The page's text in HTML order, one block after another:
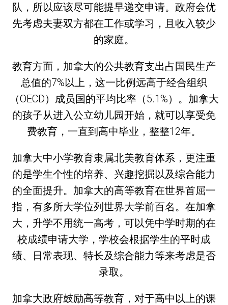
队，所以应该尽可能提早递交申请。政府会优
先考虑夫妻双方都在工作或学习，且收入较少
的家庭。
教育方面，加拿大的公共教育支出占国民生产
总值的7%以上，这一比例远高于经合组织
（OECD）成员国的平均比率（5.1%）。加拿大
的孩子从进入公立幼儿园开始，就可以享受免
费教育，一直到高中毕业，整整12年。
加拿大中小学教育隶属北美教育体系，更注重
的是学生个性的培养、兴趣挖掘以及综合能力
的全面提升。加拿大的高等教育在世界首屈一
指，有多所大学位列世界大学前百名。在加拿
大，升学不用统一高考，可以凭中学时期的在
校成绩申请大学，学校会根据学生的平时成
绩、日常表现、特长及综合能力等来考虑是否
录取。
加拿大政府鼓励高等教育，对于高中以上的课